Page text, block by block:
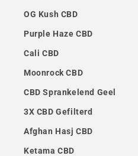
OG Kush CBD
Purple Haze CBD
Cali CBD
Moonrock CBD
CBD Sprankelend Geel
3X CBD Gefilterd
Afghan Hasj CBD
Ketama CBD